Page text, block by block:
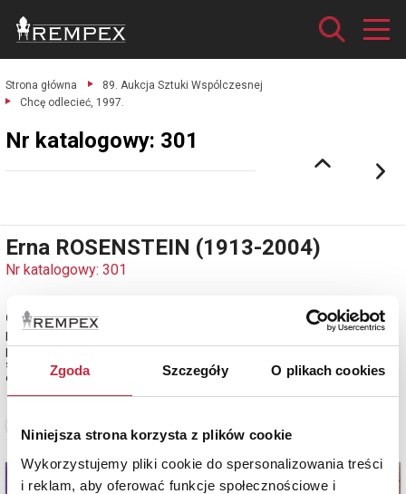
Zgoda Szczegóły O plikach cookies
Niniejsza strona korzysta z plików cookie
Wykorzystujemy pliki cookie do spersonalizowania treści
i reklam, aby oferować funkcje społecznościowe i
Strona główna
89. Aukcja Sztuki Wspólczesnej
Chcę odlecieć, 1997.
Nr katalogowy: 301
Erna ROSENSTEIN (1913-2004)
Nr katalogowy: 301
Chcę odlecieć, 1997
partout);
sygn. i dat. p. d.: 1997 E.Rosenstein;
estymacja: 26 000 - 30 000 zł